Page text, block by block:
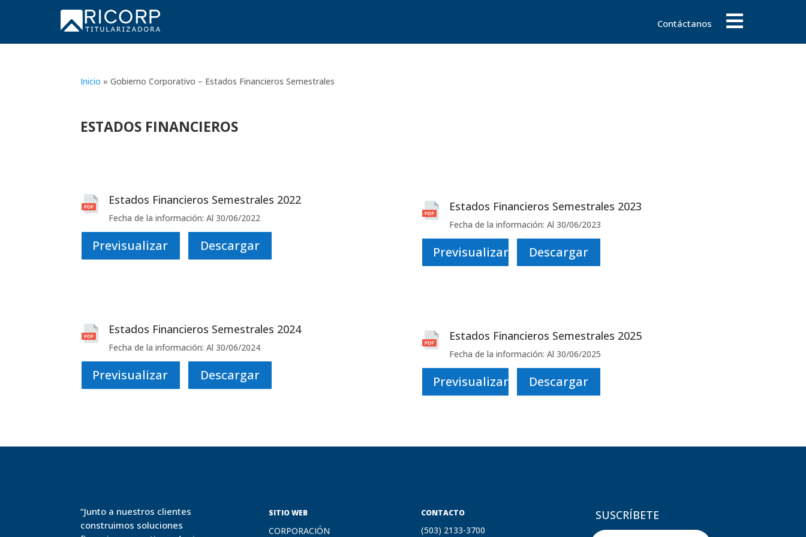
Contáctanos
Inicio » Gobierno Corporativo – Estados Financieros Semestrales
ESTADOS FINANCIEROS
Estados Financieros Semestrales 2022
Fecha de la información: Al 30/06/2022
Previsualizar Descargar
Estados Financieros Semestrales 2023
Fecha de la información: Al 30/06/2023
Previsualizar Descargar
Estados Financieros Semestrales 2024
Fecha de la información: Al 30/06/2024
Previsualizar Descargar
Estados Financieros Semestrales 2025
Fecha de la información: Al 30/06/2025
Previsualizar Descargar
“Junto a nuestros clientes
construimos soluciones
SITIO WEB
CORPORACIÓN
CONTACTO
(503) 2133-3700
SUSCRÍBETE